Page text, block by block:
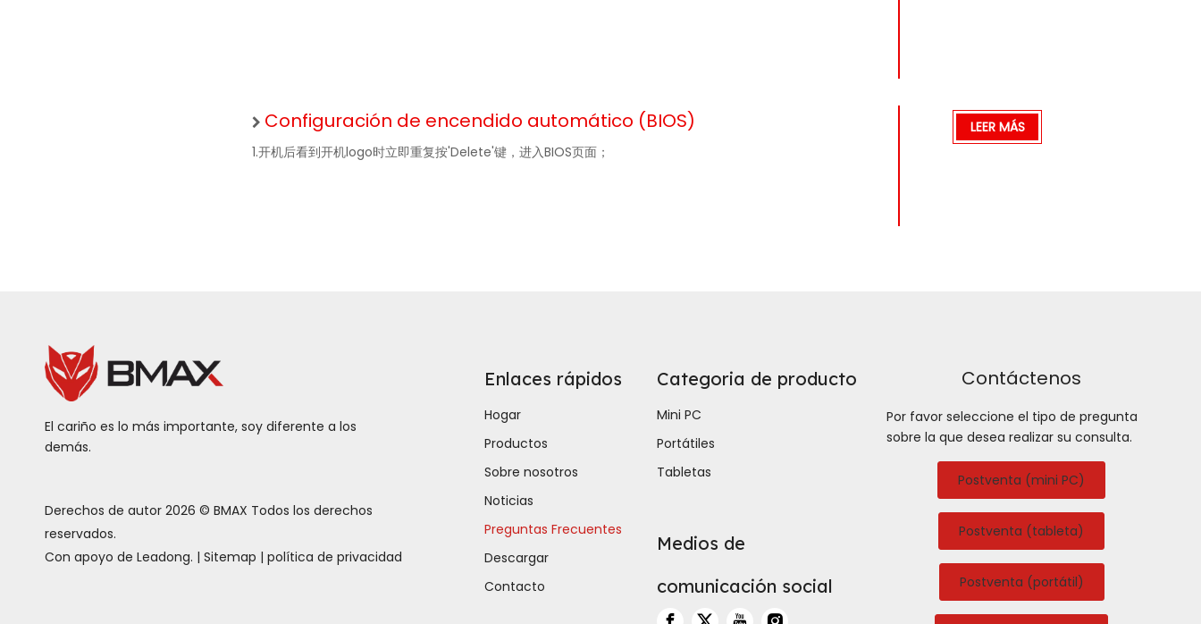
Configuración de encendido automático (BIOS)
1.开机后看到开机logo时立即重复按'Delete'键，进入BIOS页面；
LEER MÁS
El cariño es lo más importante, soy diferente a los
demás.
Derechos de autor 2026 © BMAX Todos los derechos
reservados.
Con apoyo de Leadong. | Sitemap | política de privacidad
Enlaces rápidos
Hogar
Productos
Sobre nosotros
Noticias
Preguntas Frecuentes
Descargar
Contacto
Categoria de producto
Mini PC
Portátiles
Tabletas
Medios de
comunicación social
Contáctenos
Por favor seleccione el tipo de pregunta
sobre la que desea realizar su consulta.
Postventa (mini PC)
Postventa (tableta)
Postventa (portátil)